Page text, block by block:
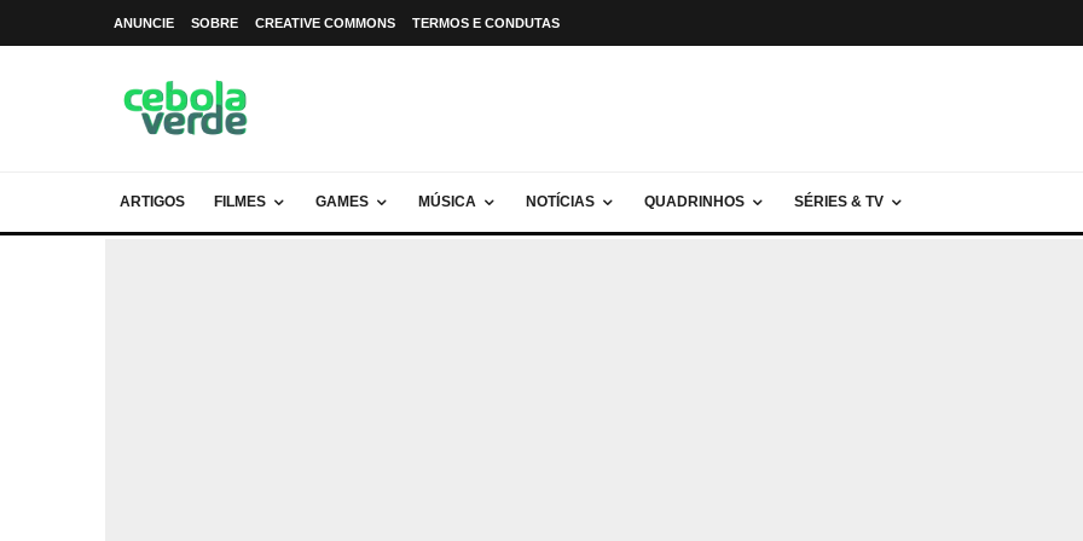
ANUNCIE SOBRE CREATIVE COMMONS TERMOS E CONDUTAS
ARTIGOS FILMES GAMES MÚSICA NOTÍCIAS QUADRINHOS SÉRIES & TV